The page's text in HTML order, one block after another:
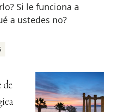
Si le funciona a
a ustedes no?
de